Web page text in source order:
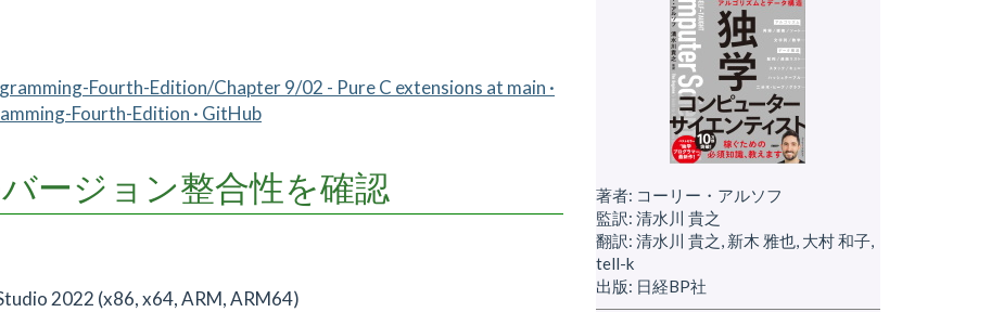
Fourth-Edition/Chapter 9/02 - Pure C extensions at main ·
Fourth-Edition · GitHub
ージョン整合性を確認
2022 (x86, x64, ARM, ARM64)
著者: コーリー・アルソフ
監訳: 清水川 貴之
翻訳: 清水川 貴之, 新木 雅也, 大村 和子,
tell-k
出版: 日経BP社